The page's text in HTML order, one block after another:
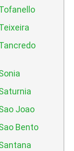
Joao
Bento